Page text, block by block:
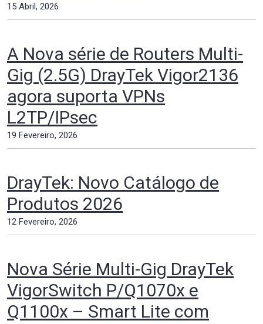
15 Abril, 2026
A Nova série de Routers Multi-
Gig (2.5G) DrayTek Vigor2136
agora suporta VPNs
L2TP/IPsec
19 Fevereiro, 2026
DrayTek: Novo Catálogo de
Produtos 2026
12 Fevereiro, 2026
Nova Série Multi-Gig DrayTek
VigorSwitch P/Q1070x e
Q1100x – Smart Lite com